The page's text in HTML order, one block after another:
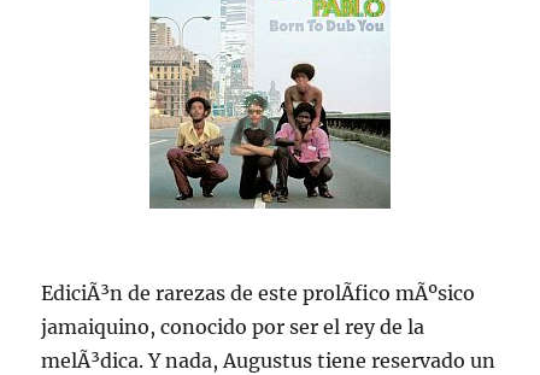
EdiciÃ³n de rarezas de este prolÃ­fico mÃºsico
jamaiquino, conocido por ser el rey de la
melÃ³dica. Y nada, Augustus tiene reservado un